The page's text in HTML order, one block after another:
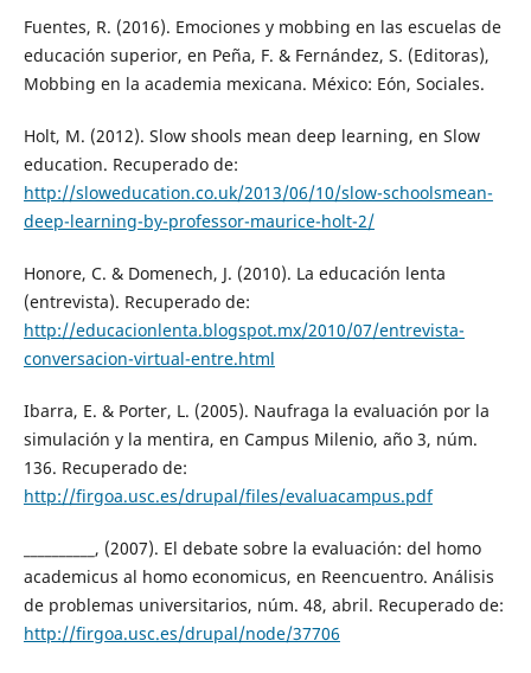
Fuentes, R. (2016). Emociones y mobbing en las escuelas de
educación superior, en Peña, F. & Fernández, S. (Editoras),
Mobbing en la academia mexicana. México: Eón, Sociales.
Holt, M. (2012). Slow shools mean deep learning, en Slow
education. Recuperado de:
http://sloweducation.co.uk/2013/06/10/slow-schoolsmean-
deep-learning-by-professor-maurice-holt-2/
Honore, C. & Domenech, J. (2010). La educación lenta
(entrevista). Recuperado de:
http://educacionlenta.blogspot.mx/2010/07/entrevista-
conversacion-virtual-entre.html
Ibarra, E. & Porter, L. (2005). Naufraga la evaluación por la
simulación y la mentira, en Campus Milenio, año 3, núm.
136. Recuperado de:
http://firgoa.usc.es/drupal/files/evaluacampus.pdf
__________, (2007). El debate sobre la evaluación: del homo
academicus al homo economicus, en Reencuentro. Análisis
de problemas universitarios, núm. 48, abril. Recuperado de:
http://firgoa.usc.es/drupal/node/37706